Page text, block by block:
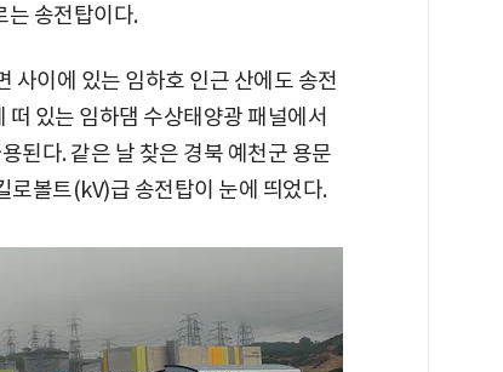
는 송전탑이다.
사이에 있는 임하호 인근 산에도 송전
있는 임하댐 수상태양광 패널에서
된다. 같은 날 찾은 경북 예천군 용문
로볼트(kV)급 송전탑이 눈에 띄었다.